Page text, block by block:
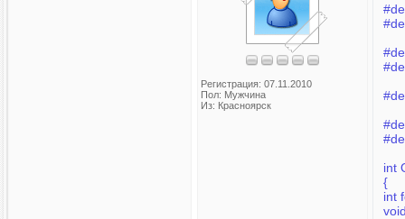
Регистрация: 07.11.2010
Пол: Мужчина
Из: Красноярск
int
{
int